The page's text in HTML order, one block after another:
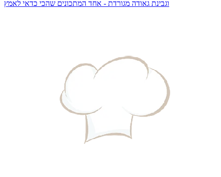
וגבינת גאודה מגורדת - אחד המתכונים שהכי כדאי לאמץ